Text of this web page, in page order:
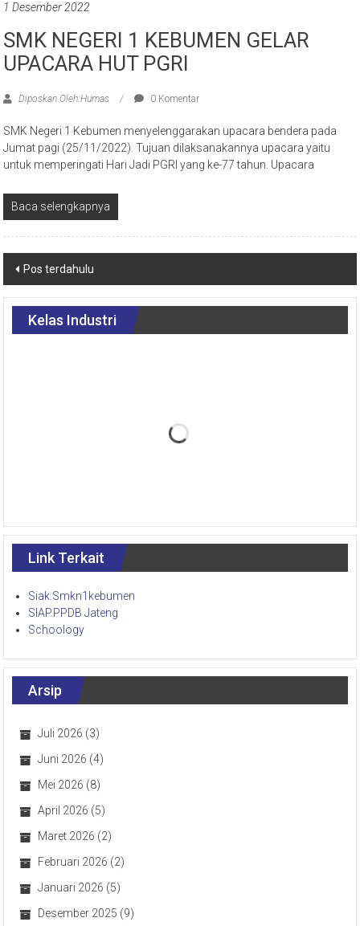
1 Desember 2022
SMK NEGERI 1 KEBUMEN GELAR
UPACARA HUT PGRI
Diposkan Oleh:Humas 0 Komentar
SMK Negeri 1 Kebumen menyelenggarakan upacara bendera pada
Jumat pagi (25/11/2022). Tujuan dilaksanakannya upacara yaitu
untuk memperingati Hari Jadi PGRI yang ke-77 tahun. Upacara
Baca selengkapnya
Pos terdahulu
Kelas Industri
Link Terkait
Siak.Smkn1kebumen
SIAP.PPDB Jateng
Schoology
Arsip
Juli 2026 (3)
Juni 2026 (4)
Mei 2026 (8)
April 2026 (5)
Maret 2026 (2)
Februari 2026 (2)
Januari 2026 (5)
Desember 2025 (9)